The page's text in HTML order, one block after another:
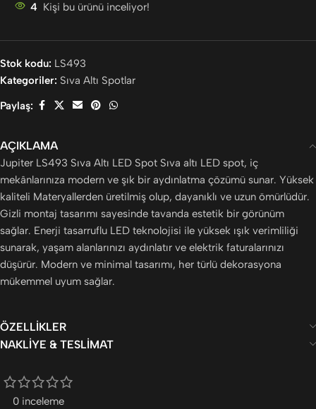
4 Kişi bu ürünü inceliyor!
Stok kodu: LS493
Kategoriler: Sıva Altı Spotlar
Paylaş:
AÇIKLAMA
Jupiter LS493 Sıva Altı LED Spot Sıva altı LED spot, iç
mekânlarınıza modern ve şık bir aydınlatma çözümü sunar. Yüksek
kaliteli Materyallerden üretilmiş olup, dayanıklı ve uzun ömürlüdür.
Gizli montaj tasarımı sayesinde tavanda estetik bir görünüm
sağlar. Enerji tasarruflu LED teknolojisi ile yüksek ışık verimliliği
sunarak, yaşam alanlarınızı aydınlatır ve elektrik faturalarınızı
düşürür. Modern ve minimal tasarımı, her türlü dekorasyona
mükemmel uyum sağlar.
ÖZELLIKLER
NAKLIYE & TESLIMAT
0 inceleme